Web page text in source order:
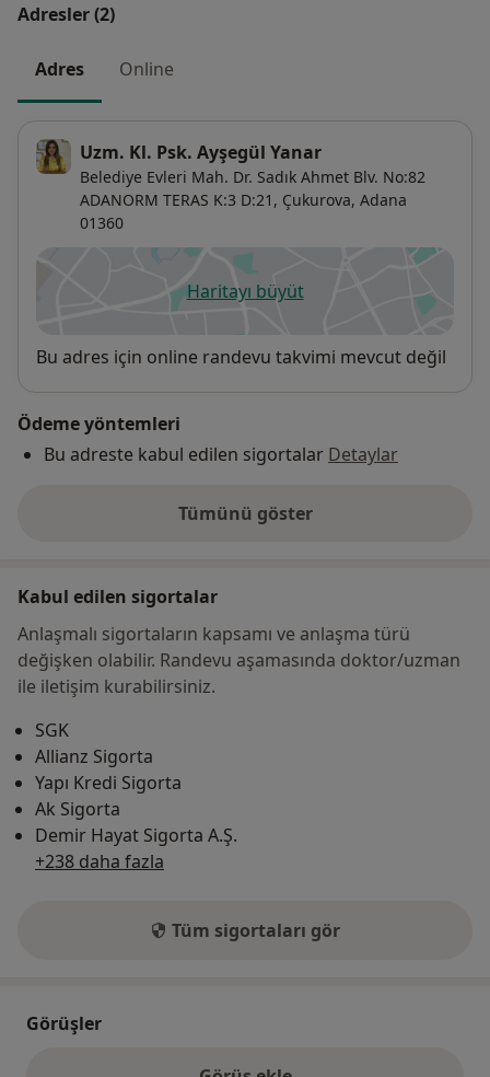
Adresler (2)
Adres Online
Uzm. Kl. Psk. Ayşegül Yanar
Belediye Evleri Mah. Dr. Sadık Ahmet Blv. No:82
ADANORM TERAS K:3 D:21, Çukurova, Adana
01360
Haritayı büyütyeni bir sekmede açılır
Uygunluk
Bu adres için online randevu takvimi mevcut değil
Ödeme yöntemleri
Bu adreste kabul edilen sigortalar Detaylar
Tümünü göster
adres hakkında
Kabul edilen sigortalar
Anlaşmalı sigortaların kapsamı ve anlaşma türü
değişken olabilir. Randevu aşamasında doktor/uzman
ile iletişim kurabilirsiniz.
SGK
Allianz Sigorta
Yapı Kredi Sigorta
Ak Sigorta
Demir Hayat Sigorta A.Ş.
+238 daha fazla
Tüm sigortaları gör
Görüşler